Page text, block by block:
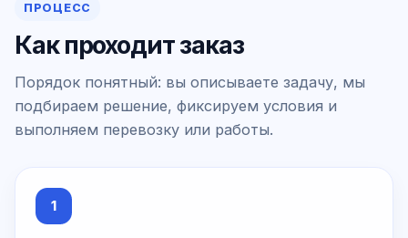
ПРОЦЕСС
Как проходит заказ
Порядок понятный: вы описываете задачу, мы
подбираем решение, фиксируем условия и
выполняем перевозку или работы.
1